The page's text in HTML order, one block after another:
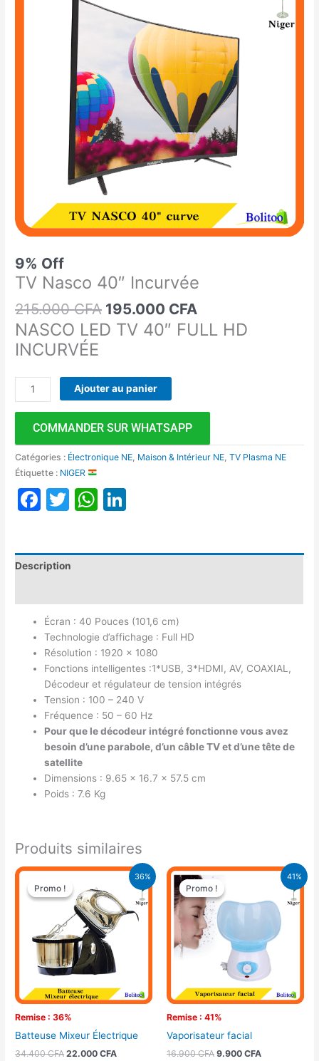
9% Off
TV Nasco 40″ Incurvée
215.000CFA
215.000 CFA.
195.000 CFA
195.000 CFA.
NASCO LED TV 40″ FULL HD
INCURVÉE
Ajouter au panier
COMMANDER SUR WHATSAPP
Catégories : Électronique NE Maison & Intérieur NE ,TV Plasma NE
Étiquette : NIGER
Facebook
TwitterWhatsApp
Description
Écran : 40 Pouces (101,6 cm)
Technologie d’affichage : Full HD
Résolution : 1920 x 1080
Fonctions intelligentes :1*USB, 3*HDMI, AV, COAXIAL,
Décodeur et régulateur de tension intégrés
Tension : 100 – 240 V
Fréquence : 50 – 60 Hz
Pour que le décodeur intégré fonctionne vous avez
besoin d’une parabole, d’un câble TV et d’une tête de
satellite
Dimensions : 9.65 x 16.7 x 57.5 cm
Poids : 7.6 Kg
Produits similaires
36%
Promo !
Remise : 36%
Promo !
Batteuse Mixeur Électrique
34.400CFA
Le
initial
était :
34.400 CFA.
22.000CFA
Le
prix
actuel
est :
22.000 CFA.
41%
Promo !
Remise : 41%
Promo !
Vaporisateur facial
16.900CFA
Le
prix
initial
était :
16.900 CFA.
9.900 CFA
Le
est :
9.900 CFA.